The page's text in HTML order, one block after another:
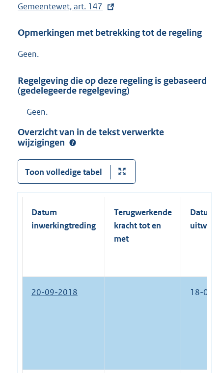
E
t
r
e
l
k
Gemeentewet, art. 147
Opmerkingen met betrekking tot de regeling
Geen.
Regelgeving die op deze regeling is gebaseerd
(gedelegeerde regelgeving)
Geen.
Overzicht van in de tekst verwerkte
wijzigingen
Toon volledige tabel
Datum
inwerkingtreding
Terugwerkende
kracht tot en
met
Datum
20-09-2018 18-07-